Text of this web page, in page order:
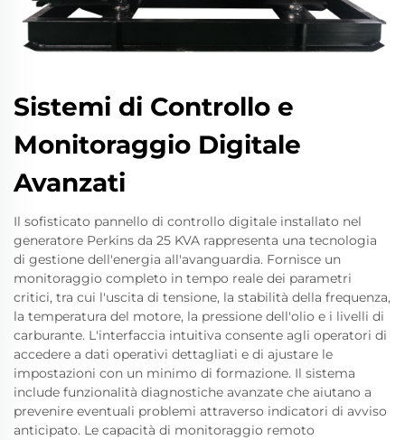
Sistemi di Controllo e
Monitoraggio Digitale
Avanzati
Il sofisticato pannello di controllo digitale installato nel
generatore Perkins da 25 KVA rappresenta una tecnologia
di gestione dell'energia all'avanguardia. Fornisce un
monitoraggio completo in tempo reale dei parametri
critici, tra cui l'uscita di tensione, la stabilità della frequenza,
la temperatura del motore, la pressione dell'olio e i livelli di
carburante. L'interfaccia intuitiva consente agli operatori di
accedere a dati operativi dettagliati e di ajustare le
impostazioni con un minimo di formazione. Il sistema
include funzionalità diagnostiche avanzate che aiutano a
prevenire eventuali problemi attraverso indicatori di avviso
anticipato. Le capacità di monitoraggio remoto